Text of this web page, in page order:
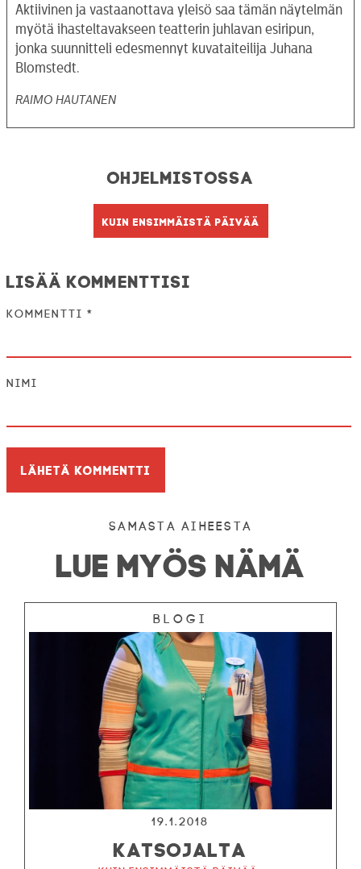
Aktiivinen ja vastaanottava yleisö saa tämän näytelmän
myötä ihasteltavakseen teatterin juhlavan esiripun,
jonka suunnitteli edesmennyt kuvataiteilija Juhana
Blomstedt.
RAIMO HAUTANEN
Ohjelmistossa
Kuin ensimmäistä päivää
Lisää kommenttisi
Kommentti *
Nimi
Samasta aiheesta
LUE MYÖS NÄMÄ
Blogi
19.1.2018
KATSOJALTA